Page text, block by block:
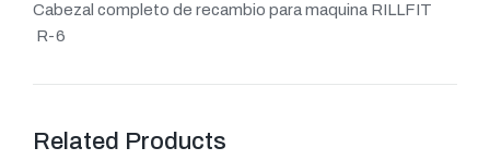
Cabezal completo de recambio para maquina RILLFIT
R-6
Related Products